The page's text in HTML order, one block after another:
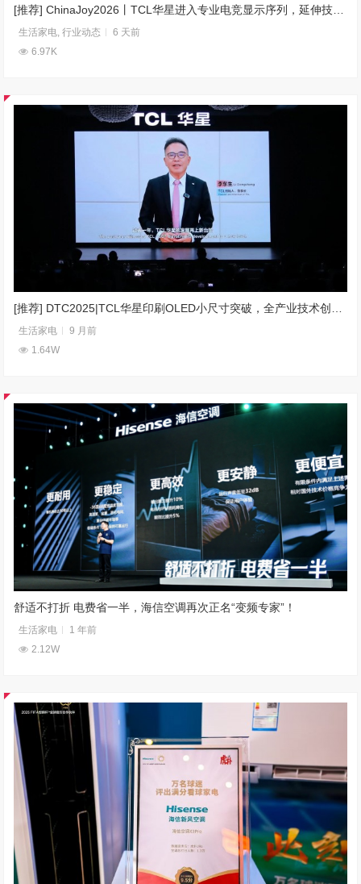
生活家电 ,行业动态
6 天前
6.97K
[推荐] DTC2025|TCL华星印刷OLED小尺寸突破，全产业技术创新布局
生活家电
9 月前
1.64W
舒适不打折 电费省一半，海信空调再次正名“变频专家”！
生活家电
1 年前
2.12W